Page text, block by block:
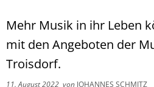
Mehr Musik in ihr Leben
mit den Angeboten der
Troisdorf.
11. August 2022 von JOHANNES SCHMITZ